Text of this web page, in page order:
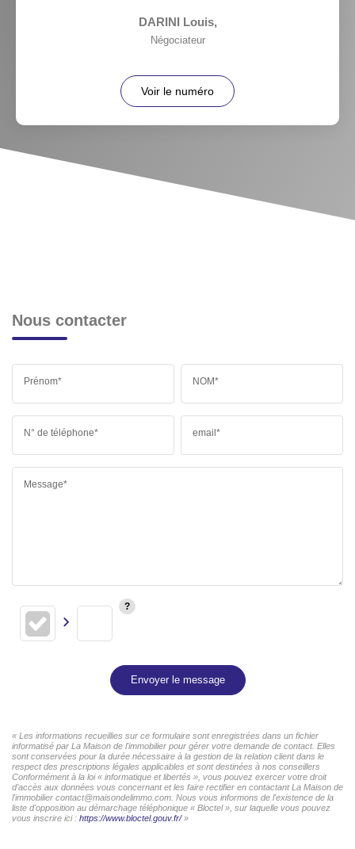
DARINI Louis,
Négociateur
Voir le numéro
Nous contacter
Prénom* NOM*
N° de téléphone* email*
Message*
Envoyer le message
« Les informations recueillies sur ce formulaire sont enregistrées dans un fichier
informatisé par La Maison de l'immobilier pour gérer votre demande de contact. Elles
sont conservées pour la durée nécessaire à la gestion de la relation client dans le
respect des prescriptions légales applicables et sont destinées à nos conseillers
Conformément à la loi « informatique et libertés », vous pouvez exercer votre droit
d'accès aux données vous concernant et les faire rectifier en contactant La Maison de
l'immobilier contact@maisondelimmo.com. Nous vous informons de l'existence de la
liste d'opposition au démarchage téléphonique « Bloctel », sur laquelle vous pouvez
vous inscrire ici : https://www.bloctel.gouv.fr/»